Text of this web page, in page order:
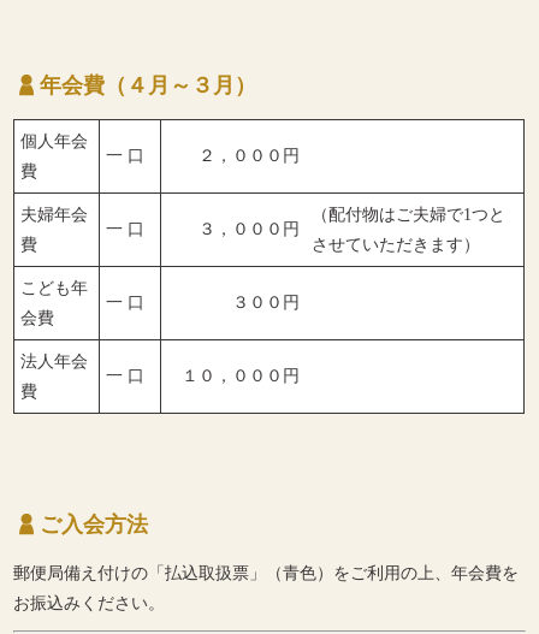
年会費（４月～３月）
個人年会
費
一 口 ２，０００円
夫婦年会
費
一 口 ３，０００円
（配付物はご夫婦で1つと
させていただきます）
こども年
会費
一 口 ３００円
法人年会
費
一 口 １０，０００円
ご入会方法
郵便局備え付けの「払込取扱票」（青色）をご利用の上、年会費を
お振込みください。